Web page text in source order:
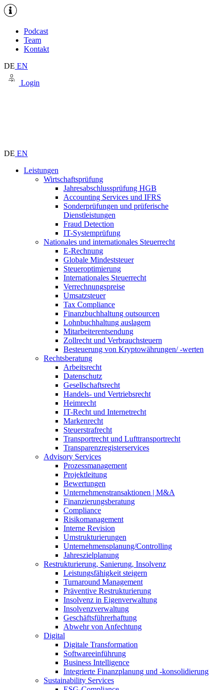
Podcast
Team
Kontakt
DE EN
Login
DE EN
Leistungen
Wirtschaftsprüfung
Jahresabschlussprüfung HGB
Accounting Services und IFRS
Sonderprüfungen und prüferische
Dienstleistungen
Fraud Detection
IT-Systemprüfung
Nationales und internationales Steuerrecht
E-Rechnung
Globale Mindeststeuer
Steueroptimierung
Internationales Steuerrecht
Verrechnungspreise
Umsatzsteuer
Tax Compliance
Finanzbuchhaltung outsourcen
Lohnbuchhaltung auslagern
Mitarbeiterentsendung
Zollrecht und Verbrauchsteuern
Besteuerung von Kryptowährungen/ -werten
Rechtsberatung
Arbeitsrecht
Datenschutz
Gesellschaftsrecht
Handels- und Vertriebsrecht
Heimrecht
IT-Recht und Internetrecht
Markenrecht
Steuerstrafrecht
Transportrecht und Lufttransportrecht
Transparenzregisterservices
Advisory Services
Prozessmanagement
Projektleitung
Bewertungen
Unternehmenstransaktionen | M&A
Finanzierungsberatung
Compliance
Risikomanagement
Interne Revision
Umstrukturierungen
Unternehmensplanung/Controlling
Jahreszielplanung
Restrukturierung, Sanierung, Insolvenz
Leistungsfähigkeit steigern
Turnaround Management
Präventive Restrukturierung
Insolvenz in Eigenverwaltung
Insolvenzverwaltung
Geschäftsführerhaftung
Abwehr von Anfechtung
Digital
Digitale Transformation
Softwareeinführung
Business Intelligence
Integrierte Finanzplanung und -konsolidierung
Sustainability Services